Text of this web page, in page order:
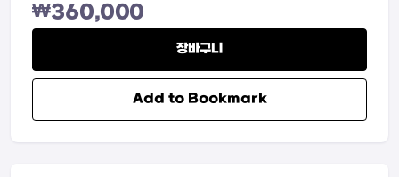
₩360,000
장바구니
Add to Bookmark